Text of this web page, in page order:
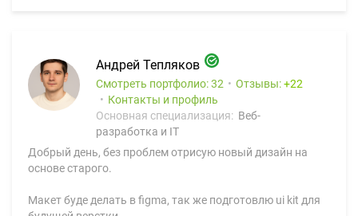
Андрей Тепляков
Смотреть портфолио: 32 Отзывы:
22
Контакты и профиль
Основная специализация: Веб-
разработка и IT
Добрый день, без проблем отрисую новый дизайн на
основе старого.
Макет буде делать в figma, так же подготовлю ui kit для